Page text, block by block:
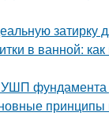
затирку
в ванной:
УШП
принципы